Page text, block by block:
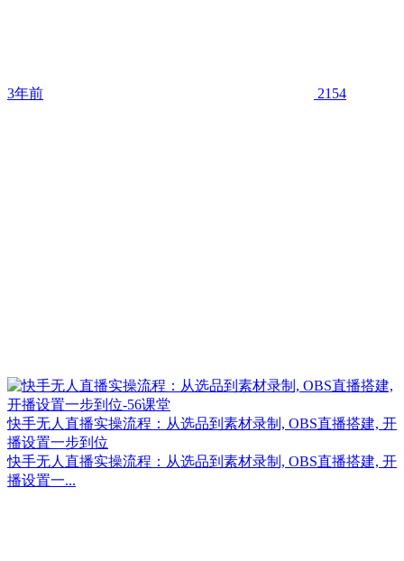
3年前 2154
快手无人直播实操流程：从选品到素材录制, OBS直播搭建, 开
播设置一步到位
快手无人直播实操流程：从选品到素材录制, OBS直播搭建, 开
播设置一...